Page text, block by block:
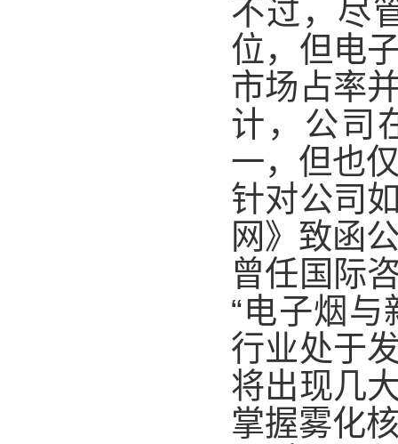
不过，尽
位，但电
市场占率
计，公司
一，但也
针对公司
网》致函
曾任国际
“电子烟
行业处于
将出现几
掌握雾化